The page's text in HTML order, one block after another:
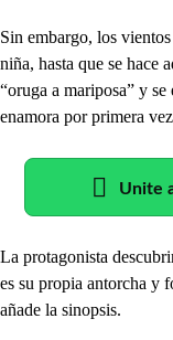
Sin embargo, los
niña, hasta que se hace
“oruga a mariposa” y
enamora por primera
Unite
La protagonista
es su propia antorcha y
añade la sinopsis.